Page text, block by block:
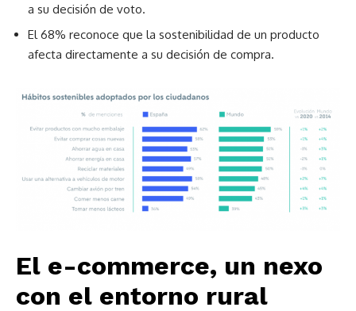
a su decisión de voto.
El 68% reconoce que la sostenibilidad de un producto
afecta directamente a su decisión de compra.
El e-commerce, un nexo
con el entorno rural